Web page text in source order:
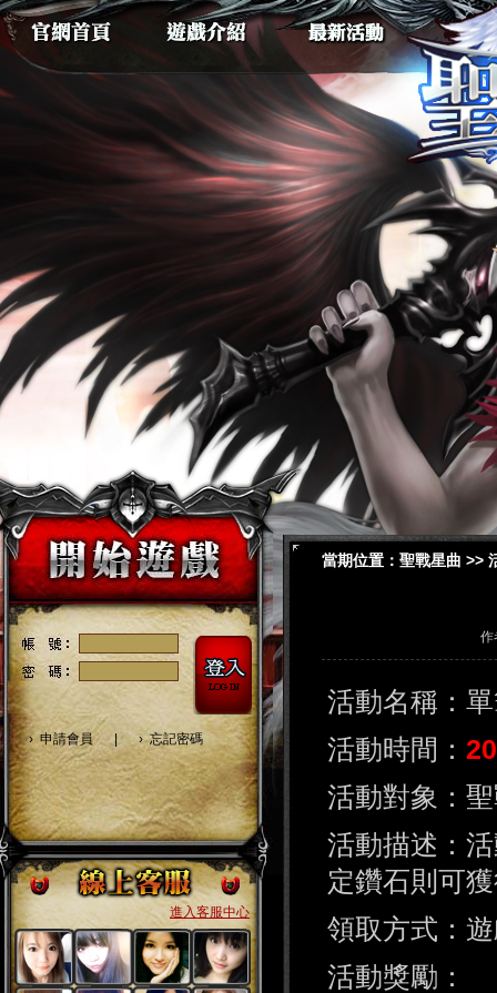
›申請會員 | ›忘記密碼
進入客服中心
當期位置： 聖戰星曲 >>
作
活動名稱：
活動時間：
活動對象：
活動描述：
定鑽石則可
領取方式：
活動獎勵：